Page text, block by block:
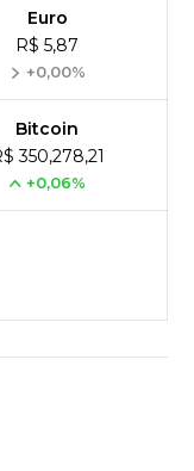
Euro
R$ 5,87
+0,00%
Bitcoin
350,278,21
+0,06%